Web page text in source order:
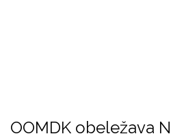
OOMDK obeležava